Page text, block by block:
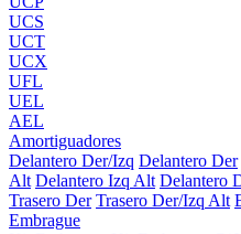
UCS
UCT
UCX
UFL
UEL
AEL
Amortiguadores
Delantero Der/Izq Delantero Der
Alt Delantero Izq Alt Delantero
Trasero Der Trasero Der/Izq Alt
Embrague